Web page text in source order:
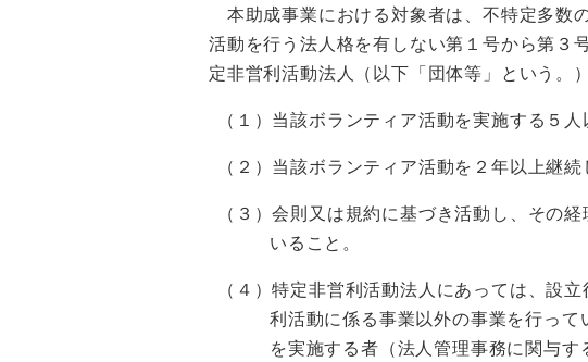
本助成事業における対象者は、不特定多数
活動を行う法人格を有しない第１号から第３
定非営利活動法人（以下「団体等」という。
（１）当該ボランティア活動を実施する５
（２）当該ボランティア活動を２年以上継
（３）会則又は規約に基づき活動し、その
いること。
（４）特定非営利活動法人にあっては、設
利活動に係る事業以外の事業を行っ
を実施する者（法人管理事務に関与